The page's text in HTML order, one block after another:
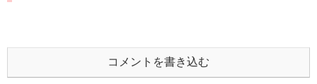
コメントを書き込む